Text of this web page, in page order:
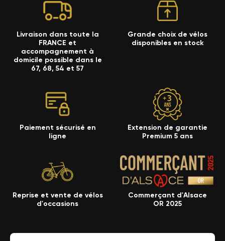
Livraison dans toute la
FRANCE et
accompagnement à
domicile possible dans le
67, 68, 54 et 57
Grande choix de vélos
disponibles en stock
Paiement sécurisé en
ligne
Extension de garantie
Premium 5 ans
Reprise et vente de vélos
d'occasions
Commerçant d'Alsace
OR 2025